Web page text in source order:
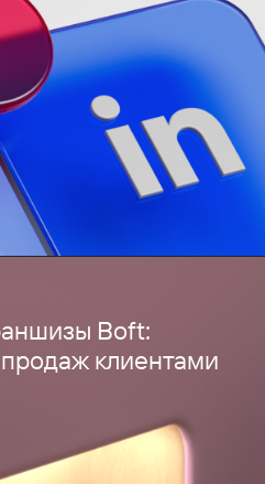
Boft:
клиентами